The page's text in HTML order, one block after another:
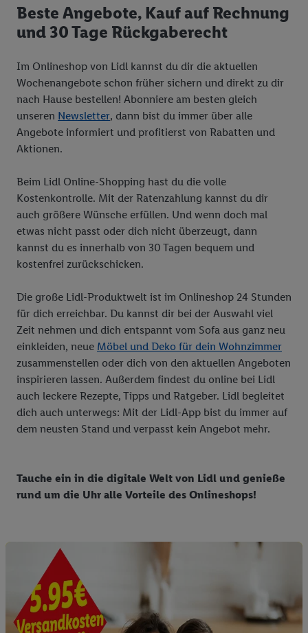
Beste Angebote, Kauf auf Rechnung
und 30 Tage Rückgaberecht
Im Onlineshop von Lidl kannst du dir die aktuellen
Wochenangebote schon früher sichern und direkt zu dir
nach Hause bestellen! Abonniere am besten gleich
unseren Newsletter, dann bist du immer über alle
Angebote informiert und profitierst von Rabatten und
Aktionen.
Beim Lidl Online-Shopping hast du die volle
Kostenkontrolle. Mit der Ratenzahlung kannst du dir
auch größere Wünsche erfüllen. Und wenn doch mal
etwas nicht passt oder dich nicht überzeugt, dann
kannst du es innerhalb von 30 Tagen bequem und
kostenfrei zurückschicken.
Die große Lidl-Produktwelt ist im Onlineshop 24 Stunden
für dich erreichbar. Du kannst dir bei der Auswahl viel
Zeit nehmen und dich entspannt vom Sofa aus ganz neu
einkleiden, neue Möbel und Deko für dein Wohnzimmer
zusammenstellen oder dich von den aktuellen Angeboten
inspirieren lassen. Außerdem findest du online bei Lidl
auch leckere Rezepte, Tipps und Ratgeber. Lidl begleitet
dich auch unterwegs: Mit der Lidl-App bist du immer auf
dem neusten Stand und verpasst kein Angebot mehr.
Tauche ein in die digitale Welt von Lidl und genieße
rund um die Uhr alle Vorteile des Onlineshops!